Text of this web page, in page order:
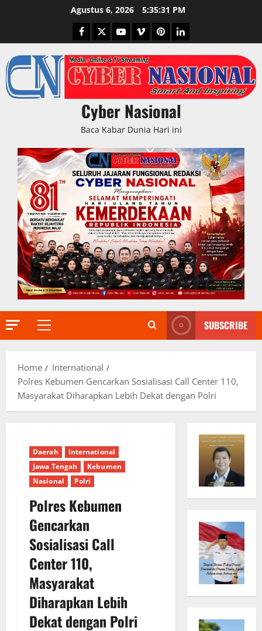
Agustus 6, 2026 5:35:32 PM
Facebook
TwitterYoutubeVimeoPinterestLinkedIn
Cyber Nasional
Baca Kabar Dunia Hari ini
Primary
SUBSCRIBE
Home
International
Polres Kebumen Gencarkan Sosialisasi Call Center 110,
Masyarakat Diharapkan Lebih Dekat dengan Polri
Daerah
International
Jawa Tengah
Kebumen
Nasional
Polri
Polres Kebumen
Gencarkan
Sosialisasi Call
Center 110,
Masyarakat
Diharapkan Lebih
Dekat dengan Polri